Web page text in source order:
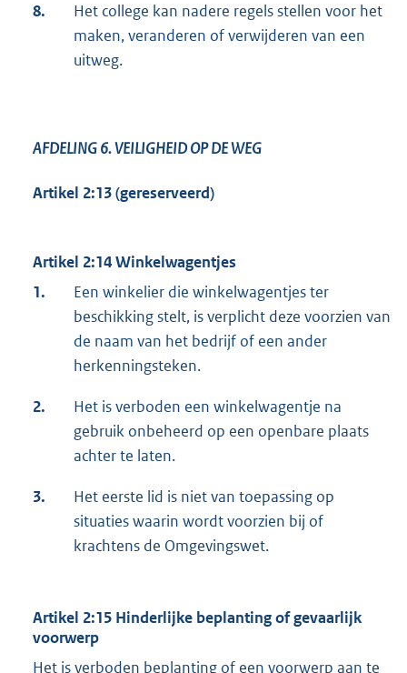
8.
Het college kan nadere regels stellen voor het
maken, veranderen of verwijderen van een
uitweg.
AFDELING 6.VEILIGHEID OP DE WEG
Artikel 2:13 (gereserveerd)
Artikel 2:14 Winkelwagentjes
1.
Een winkelier die winkelwagentjes ter
beschikking stelt, is verplicht deze voorzien van
de naam van het bedrijf of een ander
herkenningsteken.
2.
Het is verboden een winkelwagentje na
gebruik onbeheerd op een openbare plaats
achter te laten.
3.
Het eerste lid is niet van toepassing op
situaties waarin wordt voorzien bij of
krachtens de Omgevingswet.
Artikel 2:15 Hinderlijke beplanting of gevaarlijk
voorwerp
Het is verboden beplanting of een voorwerp aan te